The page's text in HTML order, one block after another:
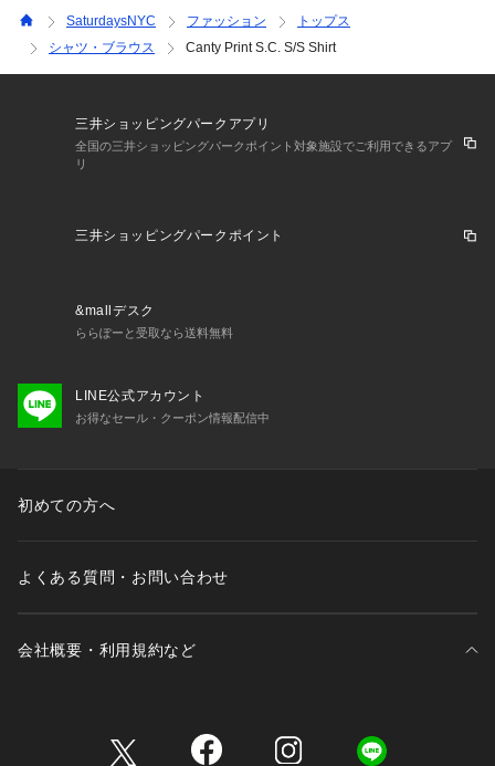
※画像の商品はサンプルとなります。
※実際の商品と色味、仕様、加工、サイズ、素材等が若干異な
SaturdaysNYC ファッション
トップス
シャツ・ブラウス
Canty Print S.C. S/S Shirt
三井ショッピングパークアプリ
全国の三井ショッピングパークポイント対象施設でご利用できるアプ
リ
三井ショッピングパークポイント
&mallデスク
ららぽーと受取なら送料無料
LINE公式アカウント
お得なセール・クーポン情報配信中
初めての方へ
よくある質問・お問い合わせ
会社概要・利用規約など